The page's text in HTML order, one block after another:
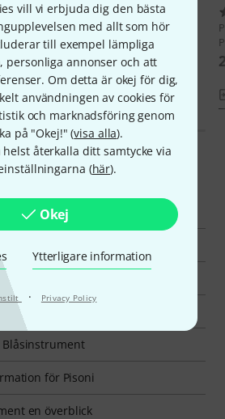
vill vi erbjuda dig den bästa
med allt som hör
till exempel lämpliga
personliga annonser och att
Om detta är okej för dig,
användningen av cookies för
och marknadsföring genom
på "Okej!" (visa alla).
helst återkalla ditt samtycke via
(här).
Okej
Ytterligare information
· Privacy Policy
3
PisoniDCL-20 Deluxe Clarinet
Pad 9,5
22 kr
Jämför
Navigator
för Blåsinstrument en överblick
för Blåsinstrument
för Pisoni
en överblick